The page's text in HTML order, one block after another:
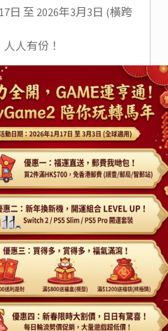
日 至 2026年3月3日 (橫跨
人有份！